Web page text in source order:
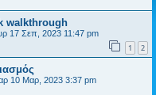
walkthrough
17 Σεπ, 2023 11:47 pm
1 2
10 Μαρ, 2023 3:37 pm